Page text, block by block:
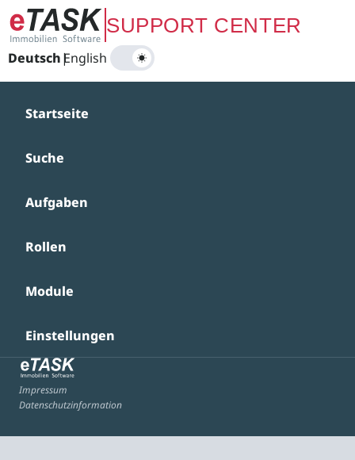
Zum Hauptinhalt springenSUPPORT CENTER
Deutsch|
English
Startseite
Suche
Aufgaben
Rollen
Module
Einstellungen
Impressum
Datenschutzinformation